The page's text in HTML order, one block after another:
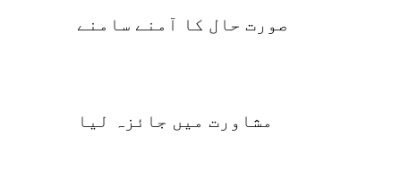
صورت حال کا آمنے سامنے
مشاورت میں جائزہ لیا